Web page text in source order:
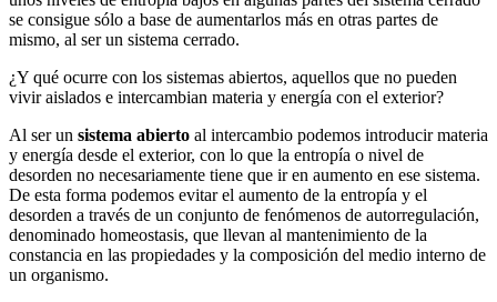
se consigue sólo a base de aumentarlos más en otras partes de
mismo, al ser un sistema cerrado.
¿Y qué ocurre con los sistemas abiertos, aquellos que no pueden
vivir aislados e intercambian materia y energía con el exterior?
Al ser un sistema abierto al intercambio podemos introducir materia
y energía desde el exterior, con lo que la entropía o nivel de
desorden no necesariamente tiene que ir en aumento en ese sistema.
De esta forma podemos evitar el aumento de la entropía y el
desorden a través de un conjunto de fenómenos de autorregulación,
denominado homeostasis, que llevan al mantenimiento de la
constancia en las propiedades y la composición del medio interno de
un organismo.